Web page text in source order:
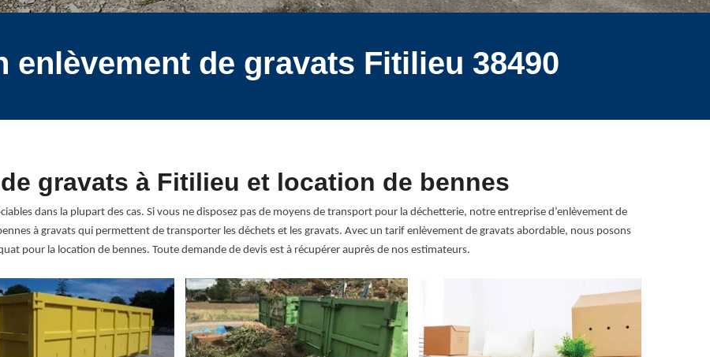
enlèvement de gravats Fitilieu 38490
gravats à Fitilieu et location de bennes
dans la plupart des cas. Si vous ne disposez pas de moyens de transport pour la déchetterie, notre entreprise d’enlèvement de
à gravats qui permettent de transporter les déchets et les gravats. Avec un tarif enlèvement de gravats abordable, nous posons
pour la location de bennes. Toute demande de devis est à récupérer auprès de nos estimateurs.